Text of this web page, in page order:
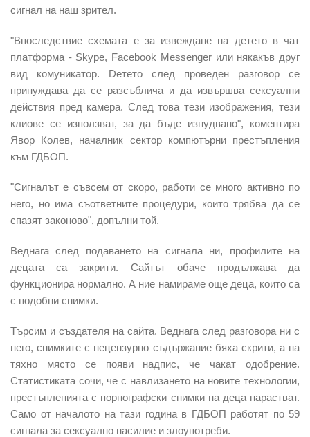
сигнал на наш зрител.
"Впоследствие схемата е за извеждане на детето в чат
платформа - Skype, Facebook Messenger или някакъв друг
вид комуникатор. Dетето след проведен разговор се
принуждава да се разсъблича и да извършва сексуални
действия пред камера. След това тези изображения, тези
клиове се използват, за да бъде изнудвано", коментира
Явор Колев, началник сектор компютърни престъпления
към ГДБОП.
"Сигналът е съвсем от скоро, работи се много активно по
него, но има съответните процедури, които трябва да се
спазят законово", допълни той.
Веднага след подаването на сигнала ни, профилите на
децата са закрити. Сайтът обаче продължава да
функционира нормално. А ние намираме още деца, които са
с подобни снимки.
Търсим и създателя на сайта. Веднага след разговора ни с
него, снимките с нецензурно съдържание бяха скрити, а на
тяхно място се появи надпис, че чакат одобрение.
Статистиката сочи, че с навлизането на новите технологии,
престъпленията с порнографски снимки на деца нарастват.
Само от началото на тази година в ГДБОП работят по 59
сигнала за сексуално насилие и злоупотреби.